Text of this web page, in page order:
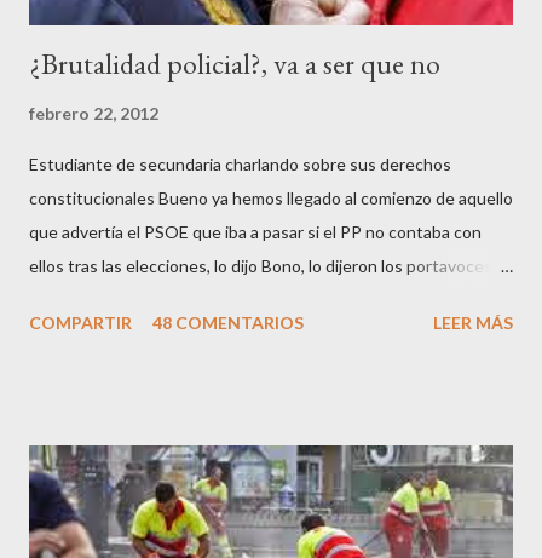
i¿Brutalidad policial?, va a ser que no
febrero 22, 2012
Estudiante de secundaria charlando sobre sus derechos
constitucionales Bueno ya hemos llegado al comienzo de aquello
que advertía el PSOE que iba a pasar si el PP no contaba con
ellos tras las elecciones, lo dijo Bono, lo dijeron los portavoces
los okupas, los red skins, los sharps o los anarcos porque a estos
caballeretes salieran en Valencia a la calle, dispuestos a hacer lo
que les viniera en gana, manifestarse sin la autorización
pertinente, cortar el tráfico de las calles más céntricas, volcar los
COMPARTIR 48 COMENTARIOS LEER MÁS